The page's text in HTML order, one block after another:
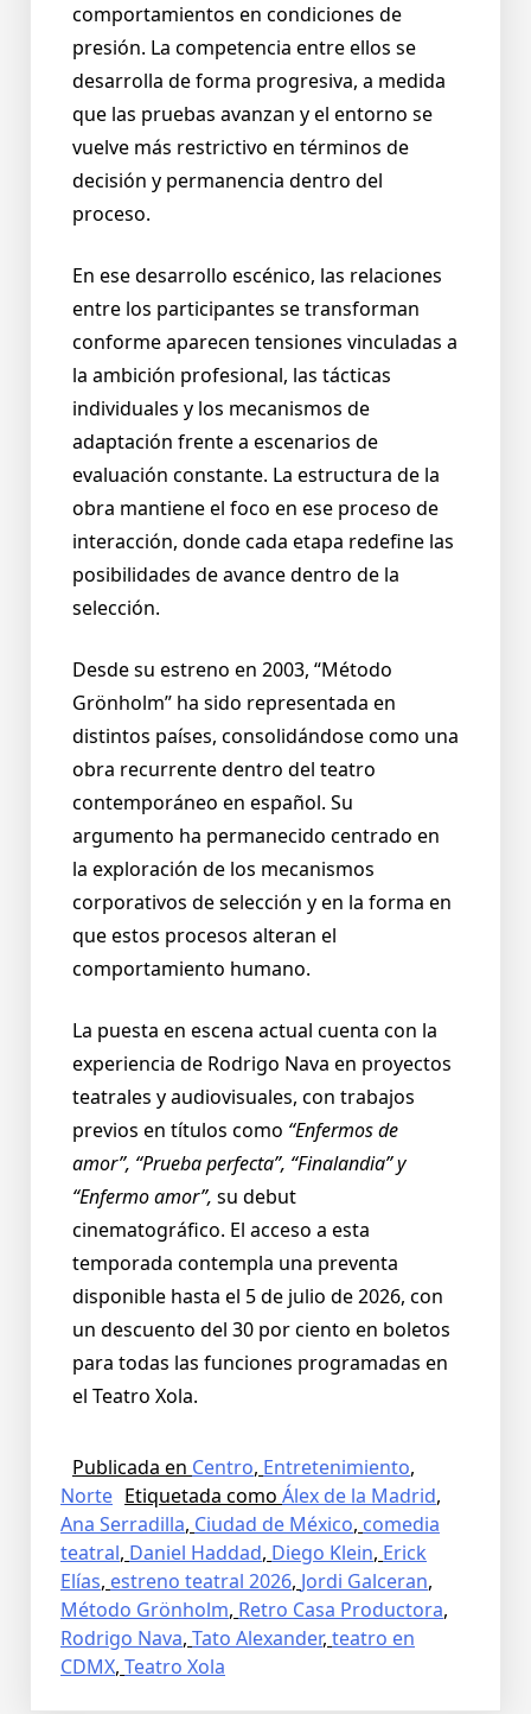
comportamientos en condiciones de
presión. La competencia entre ellos se
desarrolla de forma progresiva, a medida
que las pruebas avanzan y el entorno se
vuelve más restrictivo en términos de
decisión y permanencia dentro del
proceso.
En ese desarrollo escénico, las relaciones
entre los participantes se transforman
conforme aparecen tensiones vinculadas a
la ambición profesional, las tácticas
individuales y los mecanismos de
adaptación frente a escenarios de
evaluación constante. La estructura de la
obra mantiene el foco en ese proceso de
interacción, donde cada etapa redefine las
posibilidades de avance dentro de la
selección.
Desde su estreno en 2003, “Método
Grönholm” ha sido representada en
distintos países, consolidándose como una
obra recurrente dentro del teatro
contemporáneo en español. Su
argumento ha permanecido centrado en
la exploración de los mecanismos
corporativos de selección y en la forma en
que estos procesos alteran el
comportamiento humano.
La puesta en escena actual cuenta con la
experiencia de Rodrigo Nava en proyectos
teatrales y audiovisuales, con trabajos
previos en títulos como “Enfermos de
amor”, “Prueba perfecta”, “Finalandia” y
“Enfermo amor”, su debut
cinematográfico. El acceso a esta
temporada contempla una preventa
disponible hasta el 5 de julio de 2026, con
un descuento del 30 por ciento en boletos
para todas las funciones programadas en
el Teatro Xola.
Publicada en Centro, Entretenimiento,
Norte Etiquetada como Álex de la Madrid,
Ana Serradilla, Ciudad de México, comedia
teatral, Daniel Haddad, Diego Klein, Erick
Elías, estreno teatral 2026, Jordi Galceran,
Método Grönholm, Retro Casa Productora,
Rodrigo Nava, Tato Alexander, teatro en
CDMX, Teatro Xola